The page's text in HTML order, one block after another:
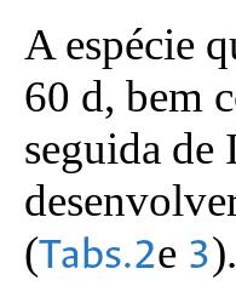
A espécie
60 d, bem
seguida de
(Tabs.2e 3).